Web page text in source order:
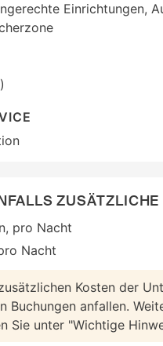
Einrichtungen,
ZUSÄTZLICHE
pro Nacht
Nacht
Kosten der
Buchungen anfallen.
Sie unter "Wichtige